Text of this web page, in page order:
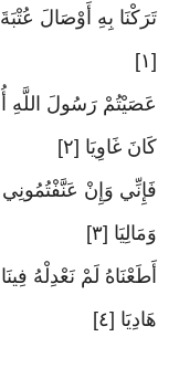
تَرَكْنَا بِهِ أَوْصَالَ
[١]
عَصَيْتُمْ رَسُولَ اللَّهِ
كَانَ غَاوِيَا [٢]
فَإِنِّي وَإِنْ
وَمَالِيَا [٣]
أَطَعْنَاهُ لَمْ نَعْدِلْهُ
هَادِيَا [٤]